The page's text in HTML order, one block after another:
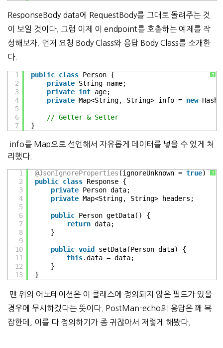
ResponseBody.data에 RequestBody를 그대로 돌려주는 것
이 보일 것이다. 그럼 이제 이 endpoint를 호출하는 예제를 작
성해보자. 먼저 요청 Body Class와 응답 Body Class를 소개한
다.
?
1
2
3
4
5
6
7
public class Person {
private String name;
private int age;
private Map<String, String> info = new
// Getter & Setter
}
info를 Map으로 선언해서 자유롭게 데이터를 넣을 수 있게 처
리했다.
?
1
2
3
4
5
6
7
8
9
10
11
12
13
@JsonIgnoreProperties (ignoreUnknown = true)
public class Response {
private Person data;
private Map<String, String> headers;
public Person getData() {
return data;
}
public void
setData(Person data) {
this.data = data;
}
}
맨 위의 어노테이션은 이 클래스에 정의되지 않은 필드가 있을
경우에 무시하겠다는 뜻이다. PostMan-echo의 응답은 꽤 복
잡한데, 이를 다 정의하기가 좀 귀찮아서 저렇게 해봤다.